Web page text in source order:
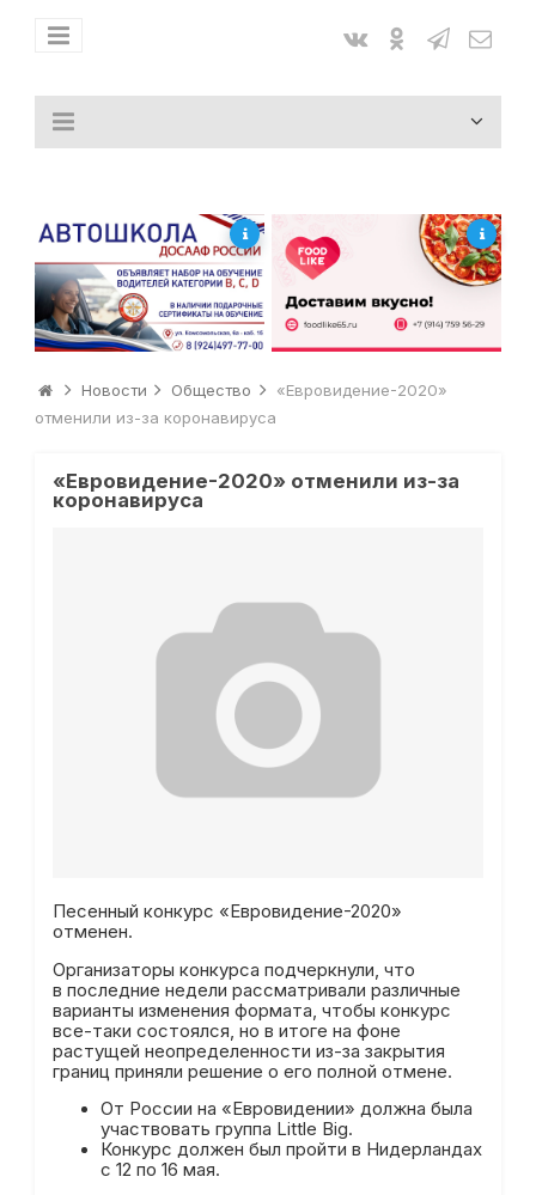
Новости Общество
«Евровидение-2020»
отменили из-за коронавируса
«Евровидение-2020» отменили из-за
коронавируса
Песенный конкурс «Евровидение-2020»
отменен.
Организаторы конкурса подчеркнули, что
в последние недели рассматривали различные
варианты изменения формата, чтобы конкурс
все-таки состоялся, но в итоге на фоне
растущей неопределенности из-за закрытия
границ приняли решение о его полной отмене.
От России на «Евровидении» должна была
участвовать группа Little Big.
Конкурс должен был пройти в Нидерландах
с 12 по 16 мая.